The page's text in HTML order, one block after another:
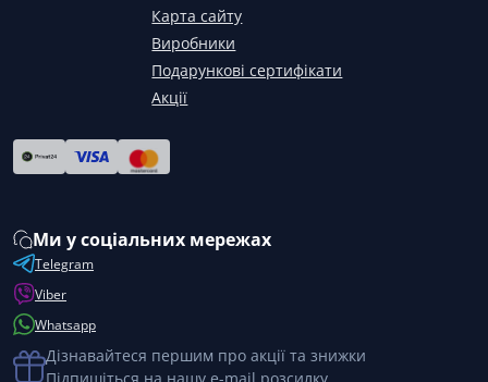
Карта сайту
Виробники
Подарункові сертифікати
Акції
Ми у соціальних мережах
Telegram
Viber
Whatsapp
Дізнавайтеся першим про акції та знижки